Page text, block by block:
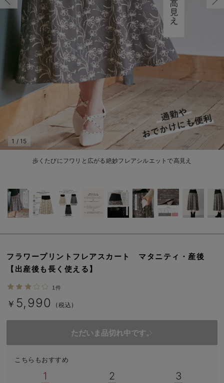
骨盤・マタニティベルト （妊娠中・産後）
産後 ガードル インナー
マタニティ 腹巻き
【アウトレット】ベビー
接触冷感素材
Tシャツブラ
ブラトップ
親子セット
快適機能ウェア特集 トップス
快適機能ウェア特集 ボトムス
快適機能ウェア特集 パジャマ
erbaviva（エルバビーバ）
ハレの日に着るANGELIEBEのセレモニー
買って正解！高評価レビューアイテム
親子コーデ｜ママとベビーにおすすめ！
Gift Selection 出産祝い
ロンパースはいつからいつまで使う？選ぶポイントも解説！
ファルスカ
インナー
雑貨
ベビー
MAX55%OFF ブラック
王道シンプル派
セットアップ派
カジュアル
フォーマル / オケー
あったかアイテム｜
男の子におススメの
定番ギフト
もらって嬉しいギフト
何枚あっても嬉しい
長く使えるアイテム
お部屋映えアイテム
カップ付きインナー
あったか度◎
裏起毛素材
歩くたびにフワリと広がる絶妙フレアシルエットで高見え
1 / 15
フラワープリントフレアスカート マタニティ・産後
【出産後も長く使える】
1件
￥ 5,990 (税込)
ただいま品切れ中です。
こちらもおすすめ
1 2 3